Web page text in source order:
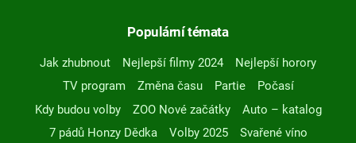
Populární témata
Jak zhubnout Nejlepší filmy 2024
Nejlepší horory
TV program
Změna času Partie
Počasí
Kdy budou volby
ZOO Nové začátky
Auto – katalog
7 pádů Honzy Dědka
Volby 2025
Svařené víno